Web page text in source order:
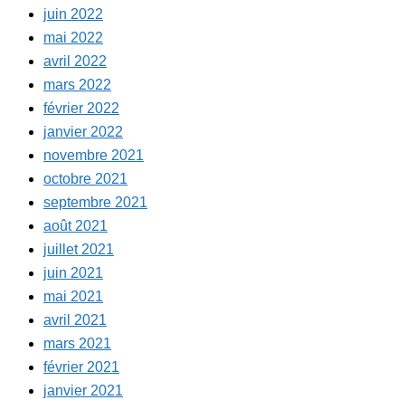
juin 2022
mai 2022
avril 2022
mars 2022
février 2022
janvier 2022
novembre 2021
octobre 2021
septembre 2021
août 2021
juillet 2021
juin 2021
mai 2021
avril 2021
mars 2021
février 2021
janvier 2021